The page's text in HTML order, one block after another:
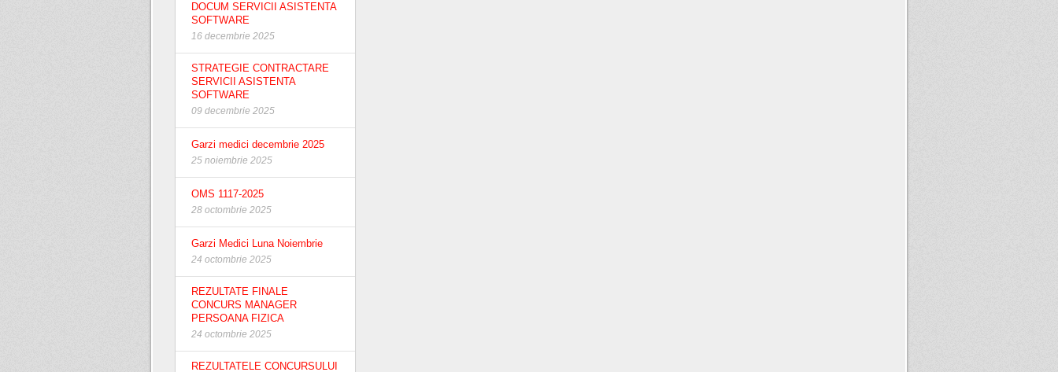
DOCUM SERVICII ASISTENTA
SOFTWARE
16 decembrie 2025
STRATEGIE CONTRACTARE
SERVICII ASISTENTA
SOFTWARE
09 decembrie 2025
Garzi medici decembrie 2025
25 noiembrie 2025
OMS 1117-2025
28 octombrie 2025
Garzi Medici Luna Noiembrie
24 octombrie 2025
REZULTATE FINALE
CONCURS MANAGER
PERSOANA FIZICA
24 octombrie 2025
REZULTATELE CONCURSULUI